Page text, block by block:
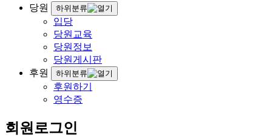
당원
하위분류
입당
당원교육
당원정보
당원게시판
후원
하위분류
후원하기
영수증
회원로그인